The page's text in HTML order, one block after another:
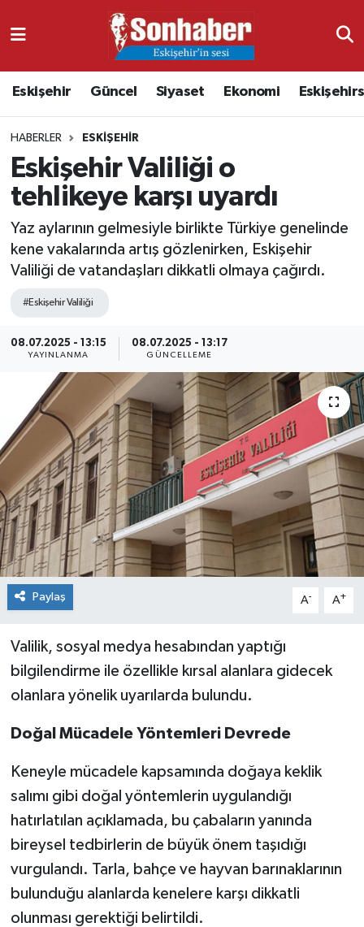
Eskişehir Güncel Siyaset Ekonomi
HABERLER ESKIŞEHIR
Eskişehir Valiliği o
tehlikeye karşı uyardı
Yaz aylarının gelmesiyle birlikte Türkiye genelinde
kene vakalarında artış gözlenirken, Eskişehir
Valiliği de vatandaşları dikkatli olmaya çağırdı.
#Eskişehir Valiliği
08.07.2025 - 13:15
YAYINLANMA
08.07.2025 - 13:17
GÜNCELLEME
Paylaş A- A+
Valilik, sosyal medya hesabından yaptığı
bilgilendirme ile özellikle kırsal alanlara gidecek
olanlara yönelik uyarılarda bulundu.
Doğal Mücadele Yöntemleri Devrede
Keneyle mücadele kapsamında doğaya keklik
salımı gibi doğal yöntemlerin uygulandığı
hatırlatılan açıklamada, bu çabaların yanında
bireysel tedbirlerin de büyük önem taşıdığı
vurgulandı. Tarla, bahçe ve hayvan barınaklarının
bulunduğu alanlarda kenelere karşı dikkatli
olunması gerektiği belirtildi.
Ekonomi
Güncel
Kültür & Sanat
Magazin
Resmi İlanlar
Sağlık
Siyaset
Spor
Nöbetçi Eczaneler
Namaz Vakitleri
Trafik Durumu
Süper Lig Puan Durumu ve Fikstür
Tüm Manşetler
Son Dakika Haberleri
Haber Arşivi